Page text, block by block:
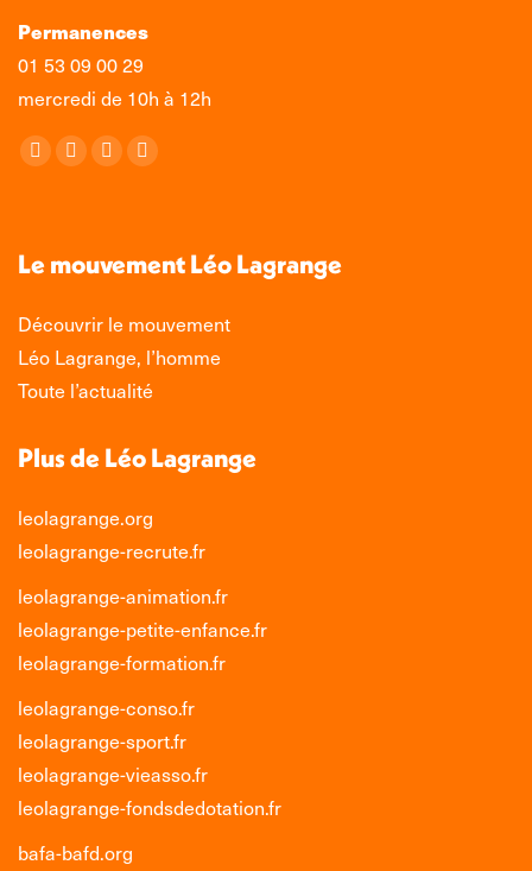
Permanences
01 53 09 00 29
mercredi de 10h à 12h
Retrouvez-nous sur :
La
s'ouvre
une
nouvelle
fenêtre
La
s'ouvre
une
fenêtre
La
s'ouvre
une
nouvelle
fenêtre
La
s'ouvre
une
nouvelle
fenêtre
Le mouvement Léo Lagrange
Découvrir le mouvement
Léo Lagrange, l’homme
Toute l’actualité
Plus de Léo Lagrange
leolagrange.org
leolagrange-recrute.fr
leolagrange-animation.fr
leolagrange-petite-enfance.fr
leolagrange-formation.fr
leolagrange-conso.fr
leolagrange-sport.fr
leolagrange-vieasso.fr
leolagrange-fondsdedotation.fr
bafa-bafd.org